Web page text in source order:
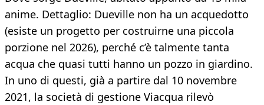
anime. Dettaglio: Dueville non ha un acquedotto
(esiste un progetto per costruirne una piccola
porzione nel 2026), perché c’è talmente tanta
acqua che quasi tutti hanno un pozzo in giardino.
In uno di questi, già a partire dal 10 novembre
2021, la società di gestione Viacqua rilevò